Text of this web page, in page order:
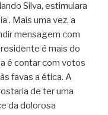
Silva, estimulara
Mais uma vez, a
mensagem com
é mais do
é contar com votos
favas a ética. A
de ter uma
da dolorosa